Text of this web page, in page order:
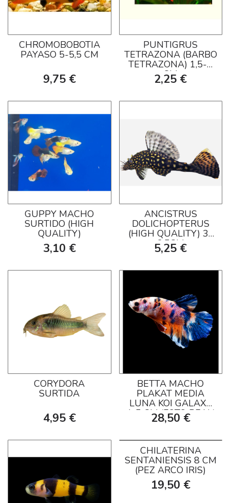
CHROMOBOBOTIA
PAYASO 5-5,5 CM
9,75 €
PUNTIGRUS
TETRAZONA (BARBO
TETRAZONA) 1,5-2
CM
2,25 €
GUPPY MACHO
SURTIDO (HIGH
QUALITY)
3,10 €
ANCISTRUS
DOLICHOPTERUS
(HIGH QUALITY) 3-
3,5CM
5,25 €
CORYDORA
SURTIDA
4,95 €
BETTA MACHO
PLAKAT MEDIA
LUNA KOI GALAXY
4-5 CM (FOTO REAL)
28,50 €
CHILATERINA
SENTANIENSIS 8 CM
(PEZ ARCO IRIS)
19,50 €